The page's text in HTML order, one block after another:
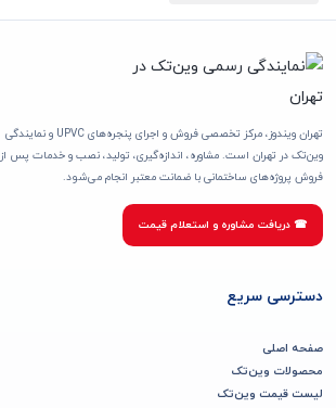
تهران ویندوز، مرکز تخصصی فروش و اجرای پنجره‌های UPVC و نمایندگی
وین‌تک در تهران است. مشاوره، اندازه‌گیری، تولید، نصب و خدمات پس از
فروش پروژه‌های ساختمانی با ضمانت معتبر انجام می‌شود.
☎ دریافت مشاوره و استعلام قیمت
دسترسی سریع
صفحه اصلی
محصولات وین‌تک
لیست قیمت وین‌تک